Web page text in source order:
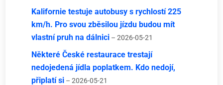
Kalifornie testuje autobusy s rychlostí 225
km/h. Pro svou zběsilou jízdu budou mít
vlastní pruh na dálnici – 2026-05-21
Některé České restaurace trestají
nedojedená jídla poplatkem. Kdo nedojí,
připlatí si – 2026-05-21